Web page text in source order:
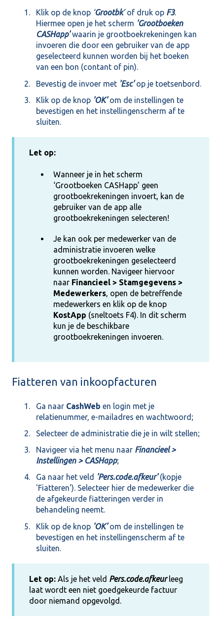
Klik op de knop ‘Grootbk’of druk op F3.
Hiermee open je het scherm 'Grootboeken
CASHapp' waarin je grootboekrekeningen kan
invoeren die door een gebruiker van de app
geselecteerd kunnen worden bij het boeken
van een bon (contant of pin).
Bevestig de invoer met 'Esc'op je toetsenbord.
Klik op de knop 'OK'om de instellingen te
bevestigen en het instellingenscherm af te
sluiten.
Let op:
Wanneer je in het scherm
‘Grootboeken CASHapp’ geen
grootboekrekeningen invoert, kan de
gebruiker van de app alle
grootboekrekeningen selecteren!
Je kan ook per medewerker van de
administratie invoeren welke
grootboekrekeningen geselecteerd
kunnen worden. Navigeer hiervoor
naar Financieel > Stamgegevens >
Medewerkers, open de betreffende
medewerkers en klik op de knop
KostApp (sneltoets F4). In dit scherm
kun je de beschikbare
grootboekrekeningen invoeren.
Fiatteren van inkoopfacturen
Ga naar CashWeb en login met je
relatienummer, e-mailadres en wachtwoord;
Selecteer de administratie die je in wilt stellen;
Navigeer via het menu naar Financieel >
Instellingen > CASHapp;
Ga naar het veld 'Pers.code.afkeur'(kopje
'Fiatteren'). Selecteer hier de medewerker die
de afgekeurde fiatteringen verder in
behandeling neemt.
Klik op de knop 'OK'om de instellingen te
bevestigen en het instellingenscherm af te
sluiten.
Let op: Als je het veld Pers.code.afkeurleeg
laat wordt een niet goedgekeurde factuur
door niemand opgevolgd.